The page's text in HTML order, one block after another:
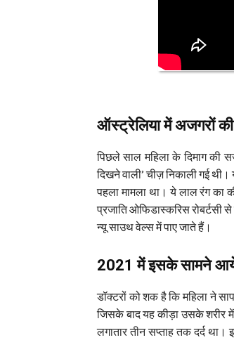
ऑस्ट्रेलिया में अजगरों की
पिछले साल महिला के दिमाग की
दिखने वाली’ चीज़ निकाली गई
पहला मामला था। ये लाल रंग का
प्रजाति ओफिडास्करिस रोबर्टसी
न्यू साउथ वेल्स में पाए जाते हैं।
2021 में इसके सामने
डॉक्टरों को शक है कि महिला ने
जिसके बाद यह कीड़ा उसके शरीर
लगातार तीन सप्ताह तक दर्द